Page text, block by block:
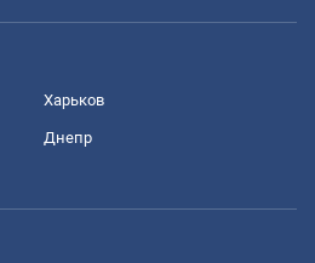
Харьков
Днепр